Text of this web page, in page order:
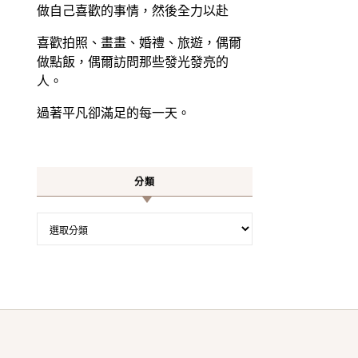
做自己喜歡的事情，然後全力以赴
喜歡拍照、畫畫、婚禮、旅遊，偶爾
做點飯，偶爾訪問那些發光發亮的
人。
過著平凡卻滿足的每一天。
分類